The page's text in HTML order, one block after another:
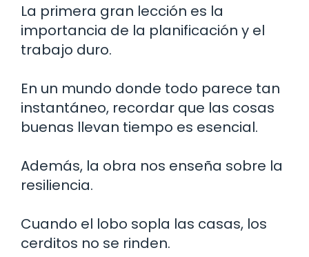
La primera gran lección es la
importancia de la planificación y el
trabajo duro.
En un mundo donde todo parece tan
instantáneo, recordar que las cosas
buenas llevan tiempo es esencial.
Además, la obra nos enseña sobre la
resiliencia.
Cuando el lobo sopla las casas, los
cerditos no se rinden.